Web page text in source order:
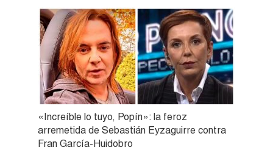
«Increíble lo tuyo, Popín»: la feroz
arremetida de Sebastián Eyzaguirre contra
Fran García-Huidobro